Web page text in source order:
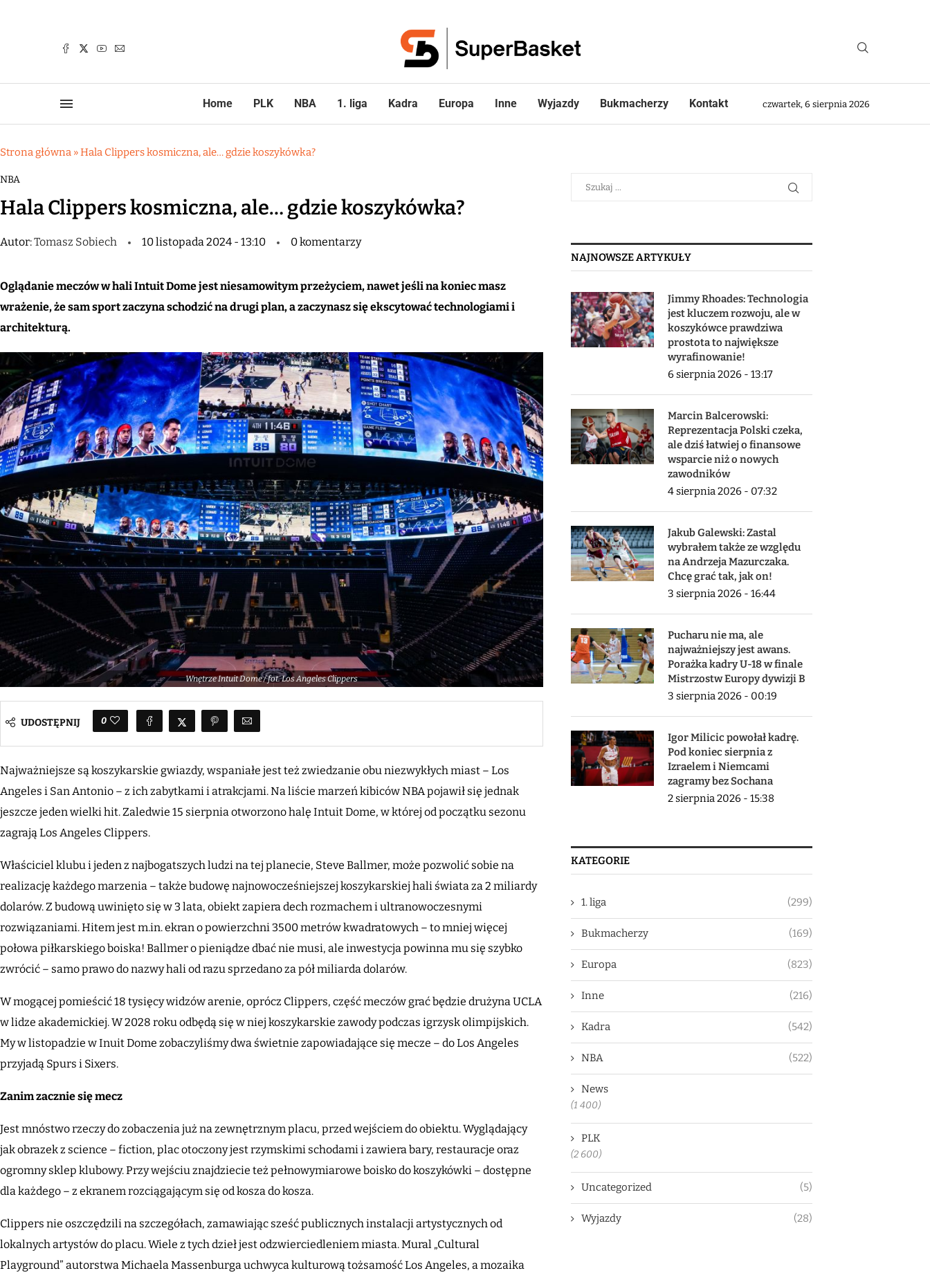
Home PLK NBA 1. liga Kadra Europa Inne Wyjazdy Bukmacherzy Kontakt czwartek, 6 sierpnia 2026
Strona główna »Hala Clippers kosmiczna, ale… gdzie koszykówka?
NBA
Hala Clippers kosmiczna, ale… gdzie koszykówka?
Autor:Tomasz Sobiech 10 listopada 2024 - 13:10 0 komentarzy
Oglądanie meczów w hali Intuit Dome jest niesamowitym przeżyciem, nawet jeśli na koniec masz
wrażenie, że sam sport zaczyna schodzić na drugi plan, a zaczynasz się ekscytować technologiami i
architekturą.
Wnętrze Intuit Dome / fot. Los Angeles Clippers
UDOSTĘPNIJ 0
Najważniejsze są koszykarskie gwiazdy, wspaniałe jest też zwiedzanie obu niezwykłych miast – Los
Angeles i San Antonio – z ich zabytkami i atrakcjami. Na liście marzeń kibiców NBA pojawił się jednak
jeszcze jeden wielki hit. Zaledwie 15 sierpnia otworzono halę Intuit Dome, w której od początku sezonu
zagrają Los Angeles Clippers.
Właściciel klubu i jeden z najbogatszych ludzi na tej planecie, Steve Ballmer, może pozwolić sobie na
realizację każdego marzenia – także budowę najnowocześniejszej koszykarskiej hali świata za 2 miliardy
dolarów. Z budową uwinięto się w 3 lata, obiekt zapiera dech rozmachem i ultranowoczesnymi
rozwiązaniami. Hitem jest m.in. ekran o powierzchni 3500 metrów kwadratowych – to mniej więcej
połowa piłkarskiego boiska! Ballmer o pieniądze dbać nie musi, ale inwestycja powinna mu się szybko
zwrócić – samo prawo do nazwy hali od razu sprzedano za pół miliarda dolarów.
W mogącej pomieścić 18 tysięcy widzów arenie, oprócz Clippers, część meczów grać będzie drużyna UCLA
w lidze akademickiej. W 2028 roku odbędą się w niej koszykarskie zawody podczas igrzysk olimpijskich.
My w listopadzie w Inuit Dome zobaczyliśmy dwa świetnie zapowiadające się mecze – do Los Angeles
przyjadą Spurs i Sixers.
Zanim zacznie się mecz
Jest mnóstwo rzeczy do zobaczenia już na zewnętrznym placu, przed wejściem do obiektu. Wyglądający
jak obrazek z science – fiction, plac otoczony jest rzymskimi schodami i zawiera bary, restauracje oraz
ogromny sklep klubowy. Przy wejściu znajdziecie też pełnowymiarowe boisko do koszykówki – dostępne
dla każdego – z ekranem rozciągającym się od kosza do kosza.
Clippers nie oszczędzili na szczegółach, zamawiając sześć publicznych instalacji artystycznych od
lokalnych artystów do placu. Wiele z tych dzieł jest odzwierciedleniem miasta. Mural „Cultural
Playground” autorstwa Michaela Massenburga uchwyca kulturową tożsamość Los Angeles, a mozaika
NAJNOWSZE ARTYKUŁY
Jimmy Rhoades: Technologia
jest kluczem rozwoju, ale w
koszykówce prawdziwa
prostota to największe
wyrafinowanie!
6 sierpnia 2026 - 13:17
Marcin Balcerowski:
Reprezentacja Polski czeka,
ale dziś łatwiej o finansowe
wsparcie niż o nowych
zawodników
4 sierpnia 2026 - 07:32
Jakub Galewski: Zastal
wybrałem także ze względu
na Andrzeja Mazurczaka.
Chcę grać tak, jak on!
3 sierpnia 2026 - 16:44
Pucharu nie ma, ale
najważniejszy jest awans.
Porażka kadry U-18 w finale
Mistrzostw Europy dywizji B
3 sierpnia 2026 - 00:19
Igor Milicic powołał kadrę.
Pod koniec sierpnia z
Izraelem i Niemcami
zagramy bez Sochana
2 sierpnia 2026 - 15:38
KATEGORIE
1. liga (299)
Bukmacherzy (169)
Europa (823)
Inne (216)
Kadra (542)
NBA (522)
News
(1 400)
PLK
(2 600)
Uncategorized (5)
Wyjazdy (28)